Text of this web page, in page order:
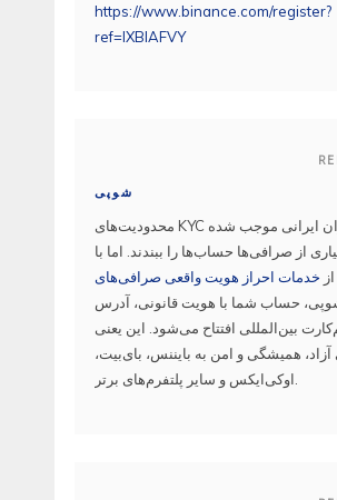
https://www.binance.com/register?
ref=IXBIAFVY
شوپی
محدودیت‌های KYC برای کاربران ایرانی موجب شده
از صرافی‌ها حساب‌ها را ببندند. اما با
خدمات احراز هویت واقعی صرافی‌های
حساب شما با هویت قانونی، آدرس
بین‌المللی افتتاح می‌شود. این یعنی
همیشگی و امن به بایننس، بای‌بیت،
اوکی‌ایکس و سایر پلتفرم‌های برتر.